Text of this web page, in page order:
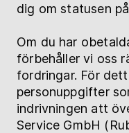
dig om statusen
Om du har
förbehåller vi oss
fordringar. För
personuppgifter
indrivningen att
Service GmbH